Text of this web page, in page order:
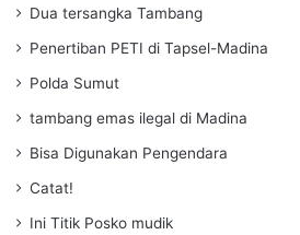
Dua tersangka Tambang
Penertiban PETI di Tapsel-Madina
Polda Sumut
tambang emas ilegal di Madina
Bisa Digunakan Pengendara
Catat!
Ini Titik Posko mudik